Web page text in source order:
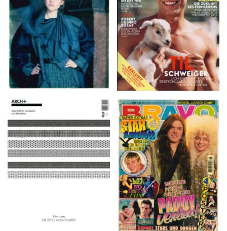
ARCH+ Nr. 226, Herbst
2016
BRAVO – Nr. 8, 13. Febr.
1997